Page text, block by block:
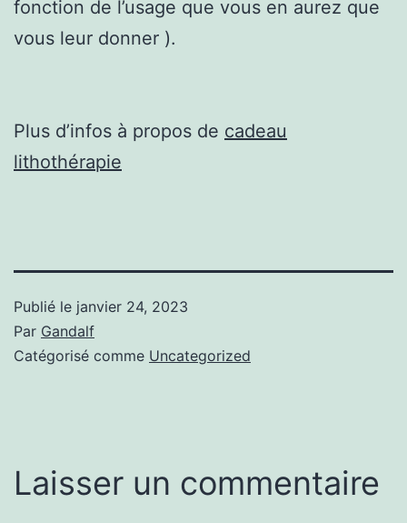
fonction de l’usage que vous en aurez que
vous leur donner ).
Plus d’infos à propos de cadeau
lithothérapie
Publié le janvier 24, 2023
Par Gandalf
Catégorisé comme Uncategorized
Laisser un commentaire